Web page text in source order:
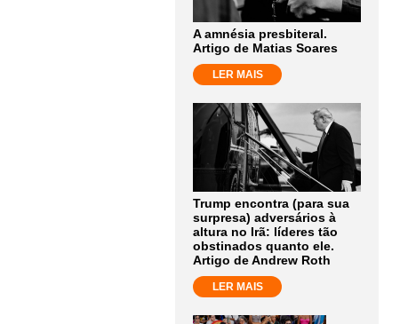
A amnésia presbiteral.
Artigo de Matias Soares
LER MAIS
Trump encontra (para sua
surpresa) adversários à
altura no Irã: líderes tão
obstinados quanto ele.
Artigo de Andrew Roth
LER MAIS